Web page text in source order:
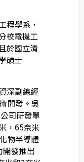
程學系，
校電機工
於國立清
碩士
深副總經
開發。吳
司研發單
，65奈米
物半導體
開發推出